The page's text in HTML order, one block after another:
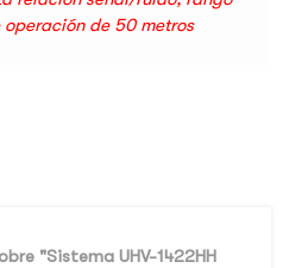
operación de 50 metros
"Sistema UHV-1422HH